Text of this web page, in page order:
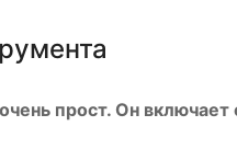
прост. Он